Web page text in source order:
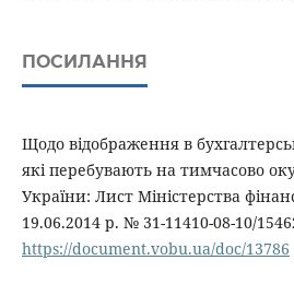
ПОСИЛАННЯ
Щодо відображення в
які перебувають на тимчасово
України: Лист Міністерства
19.06.2014 р. № 31-11410-08-10/
https://document.vobu.ua/doc/13786